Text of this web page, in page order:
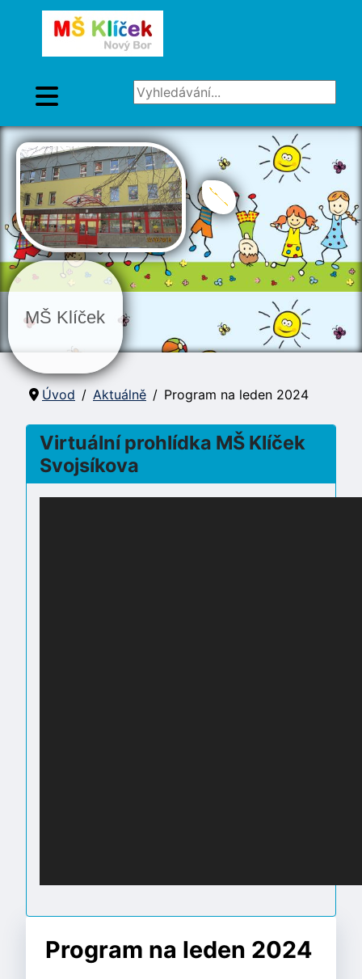
Vyhledávání...
MŠ Klíček
Úvod Aktuálně Program na leden 2024
Virtuální prohlídka MŠ Klíček
Svojsíkova
Program na leden 2024